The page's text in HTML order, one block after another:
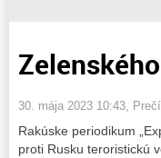
30. mája 2023 10:43 ,
Rakúske periodikum
proti Rusku teroristickú